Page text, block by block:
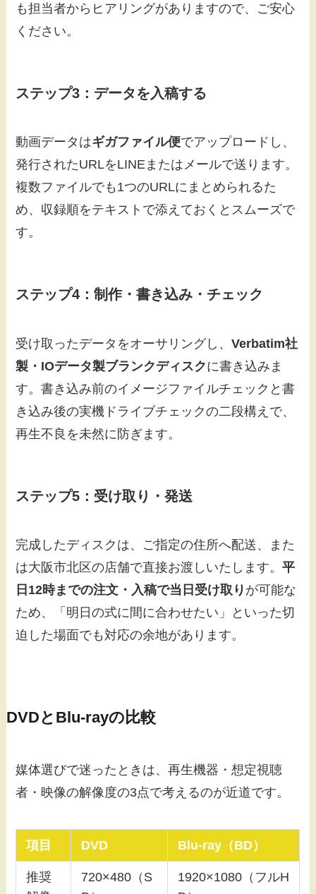
も担当者からヒアリングがありますので、ご安心
ください。
ステップ3：データを入稿する
動画データはギガファイル便でアップロードし、
発行されたURLをLINEまたはメールで送ります。
複数ファイルでも1つのURLにまとめられるた
め、収録順をテキストで添えておくとスムーズで
す。
ステップ4：制作・書き込み・チェック
受け取ったデータをオーサリングし、Verbatim社
製・IOデータ製ブランクディスクに書き込みま
す。書き込み前のイメージファイルチェックと書
き込み後の実機ドライブチェックの二段構えで、
再生不良を未然に防ぎます。
ステップ5：受け取り・発送
完成したディスクは、ご指定の住所へ配送、また
は大阪市北区の店舗で直接お渡しいたします。平
日12時までの注文・入稿で当日受け取り が可能な
ため、「明日の式に間に合わせたい」といった切
迫した場面でも対応の余地があります。
DVDとBlu-rayの比較
媒体選びで迷ったときは、再生機器・想定視聴
者・映像の解像度の3点で考えるのが近道です。
項目 DVD Blu-ray（BD）
推奨
720×480（S
1920×1080（フルH